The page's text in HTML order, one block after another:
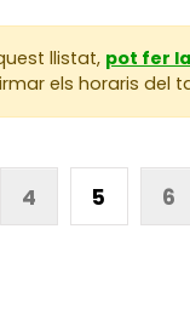
llistat, pot fer
els horaris del
4 5 6